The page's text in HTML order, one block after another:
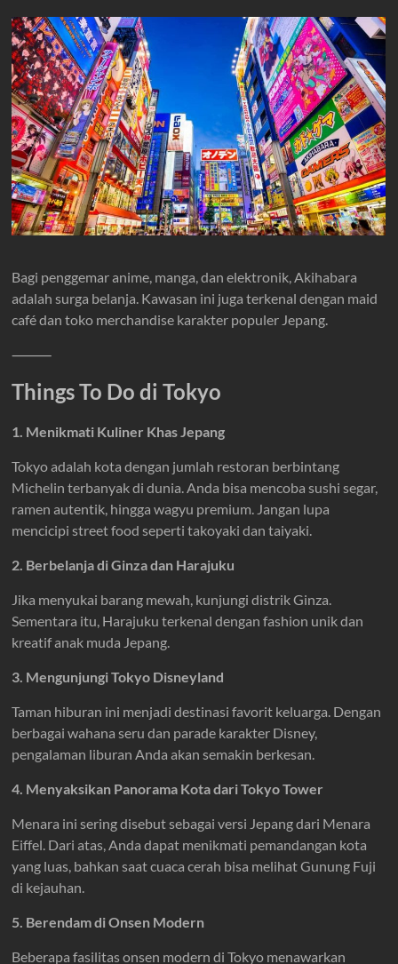
Bagi penggemar anime, manga, dan elektronik, Akihabara
adalah surga belanja. Kawasan ini juga terkenal dengan maid
café dan toko merchandise karakter populer Jepang.
⸻
Things To Do di Tokyo
1. Menikmati Kuliner Khas Jepang
Tokyo adalah kota dengan jumlah restoran berbintang
Michelin terbanyak di dunia. Anda bisa mencoba sushi segar,
ramen autentik, hingga wagyu premium. Jangan lupa
mencicipi street food seperti takoyaki dan taiyaki.
2. Berbelanja di Ginza dan Harajuku
Jika menyukai barang mewah, kunjungi distrik Ginza.
Sementara itu, Harajuku terkenal dengan fashion unik dan
kreatif anak muda Jepang.
3. Mengunjungi Tokyo Disneyland
Taman hiburan ini menjadi destinasi favorit keluarga. Dengan
berbagai wahana seru dan parade karakter Disney,
pengalaman liburan Anda akan semakin berkesan.
4. Menyaksikan Panorama Kota dari Tokyo Tower
Menara ini sering disebut sebagai versi Jepang dari Menara
Eiffel. Dari atas, Anda dapat menikmati pemandangan kota
yang luas, bahkan saat cuaca cerah bisa melihat Gunung Fuji
di kejauhan.
5. Berendam di Onsen Modern
Beberapa fasilitas onsen modern di Tokyo menawarkan